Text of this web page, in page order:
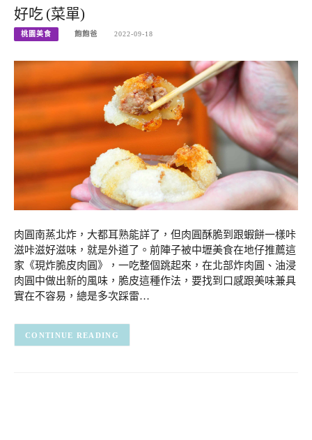
好吃 (菜單)
桃園美食 飽飽爸 2022-09-18
肉圓南蒸北炸，大都耳熟能詳了，但肉圓酥脆到跟蝦餅一樣咔
滋咔滋好滋味，就是外道了。前陣子被中壢美食在地仔推薦這
家《現炸脆皮肉圓》，一吃整個跳起來，在北部炸肉圓、油浸
肉圓中做出新的風味，脆皮這種作法，要找到口感跟美味兼具
實在不容易，總是多次踩雷…
CONTINUE READING